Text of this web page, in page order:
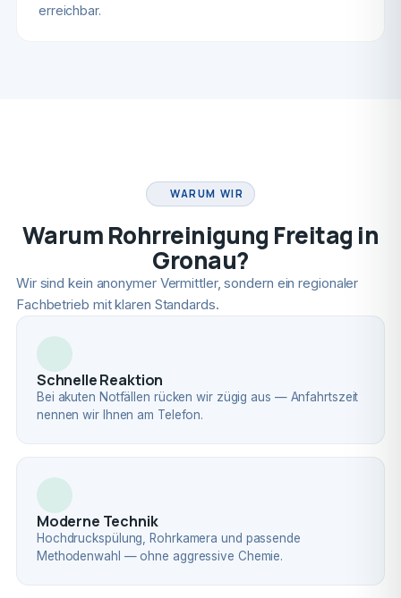
erreichbar.
WARUM WIR
Warum Rohrreinigung Freitag in
Gronau?
Wir sind kein anonymer Vermittler, sondern ein regionaler
Fachbetrieb mit klaren Standards.
Schnelle Reaktion
Bei akuten Notfällen rücken wir zügig aus — Anfahrtszeit
nennen wir Ihnen am Telefon.
Moderne Technik
Hochdruckspülung, Rohrkamera und passende
Methodenwahl — ohne aggressive Chemie.